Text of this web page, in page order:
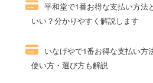
平和堂で1番お得な支払い方法
いい？分かりやすく解説します
いなげやで1番お得な支払い方
使い方・選び方も解説